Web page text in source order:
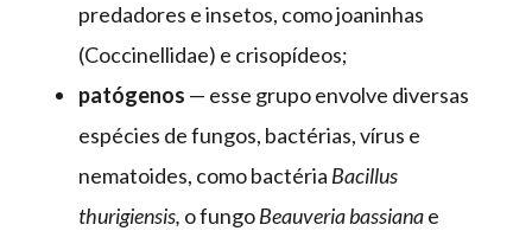
predadores e insetos, como joaninhas
(Coccinellidae) e crisopídeos;
patógenos — esse grupo envolve diversas
espécies de fungos, bactérias, vírus e
nematoides, como bactéria Bacillus
thurigiensis, o fungoBeauveria bassianae